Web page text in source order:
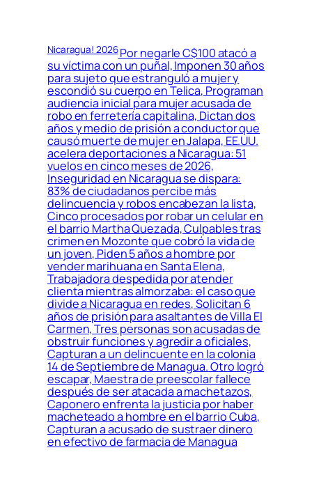
Nicaragua! 2026Por negarle C$100 atacó a
su víctima con un puñal, Imponen 30 años
para sujeto que estranguló a mujer y
escondió su cuerpo en Telica, Programan
audiencia inicial para mujer acusada de
robo en ferretería capitalina, Dictan dos
años y medio de prisión a conductor que
causó muerte de mujer en Jalapa, EE.UU.
acelera deportaciones a Nicaragua: 51
vuelos en cinco meses de 2026,
Inseguridad en Nicaragua se dispara:
83% de ciudadanos percibe más
delincuencia y robos encabezan la lista,
Cinco procesados por robar un celular en
el barrio Martha Quezada, Culpables tras
crimen en Mozonte que cobró la vida de
un joven, Piden 5 años a hombre por
vender marihuana en Santa Elena,
Trabajadora despedida por atender
clienta mientras almorzaba: el caso que
divide a Nicaragua en redes, Solicitan 6
años de prisión para asaltantes de Villa El
Carmen, Tres personas son acusadas de
obstruir funciones y agredir a oficiales,
Capturan a un delincuente en la colonia
14 de Septiembre de Managua. Otro logró
escapar, Maestra de preescolar fallece
después de ser atacada a machetazos,
Caponero enfrenta la justicia por haber
macheteado a hombre en el barrio Cuba,
Capturan a acusado de sustraer dinero
en efectivo de farmacia de Managua